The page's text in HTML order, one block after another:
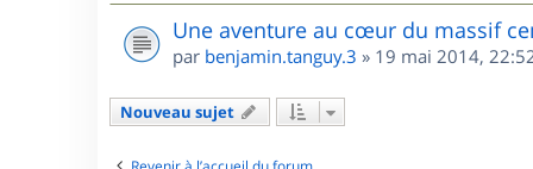
Une aventure au cœur du massif
par benjamin.tanguy.3 » 19 mai 2014,
Nouveau sujet